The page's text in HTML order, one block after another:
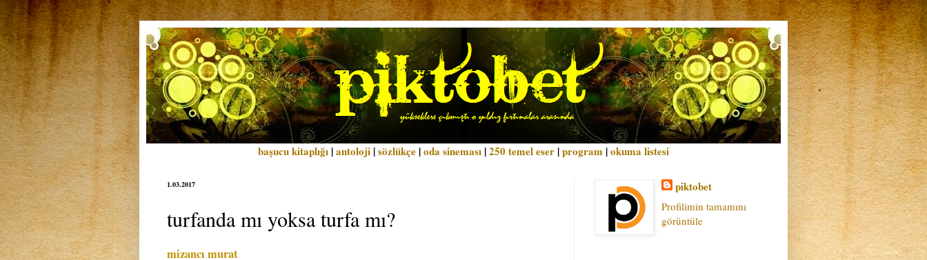
başucu kitaplığı |antoloji |sözlükçe |oda sineması |250 temel eser |program |okuma listesi
1.03.2017
turfanda mı yoksa turfa mı?
mizancı murat
piktobet
Profilimin tamamını
görüntüle